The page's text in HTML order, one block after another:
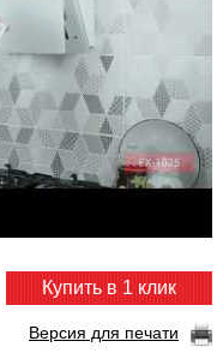
Купить в 1 клик
Версия для печати